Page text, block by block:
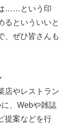
……という印
るといういいと
、ぜひ皆さんも
店やレストラン
、Webや雑誌
提案などを行